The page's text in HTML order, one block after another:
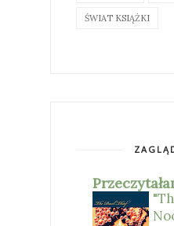
ŚWIAT KSIĄŻKI